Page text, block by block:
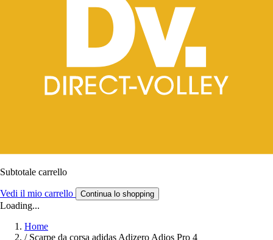
Subtotale carrello
Vedi il mio carrello Continua lo shopping
Loading...
Home
/ Scarpe da corsa adidas Adizero Adios Pro 4